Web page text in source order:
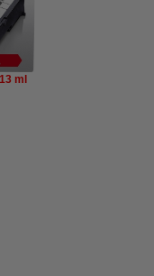
13 ml